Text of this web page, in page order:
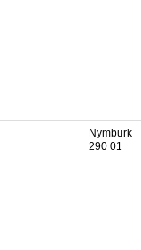
Nymburk
290 01